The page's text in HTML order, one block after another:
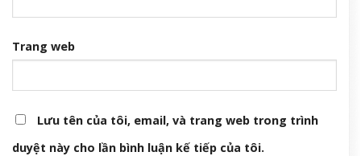
Trang web
Lưu tên của tôi, email, và trang web trong trình
duyệt này cho lần bình luận kế tiếp của tôi.